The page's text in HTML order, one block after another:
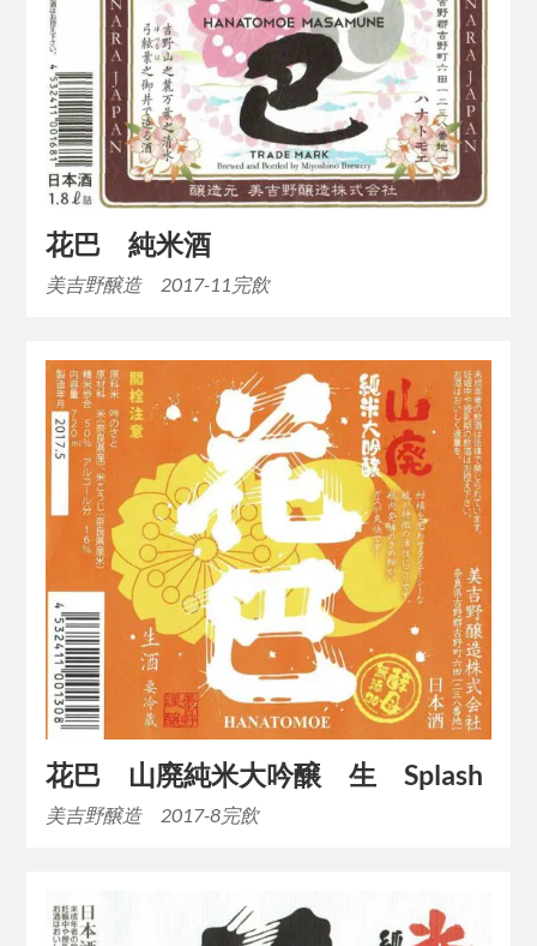
花巴 純米酒
美吉野醸造 2017-11完飲
花巴 山廃純米大吟醸 生 Splash
美吉野醸造 2017-8完飲